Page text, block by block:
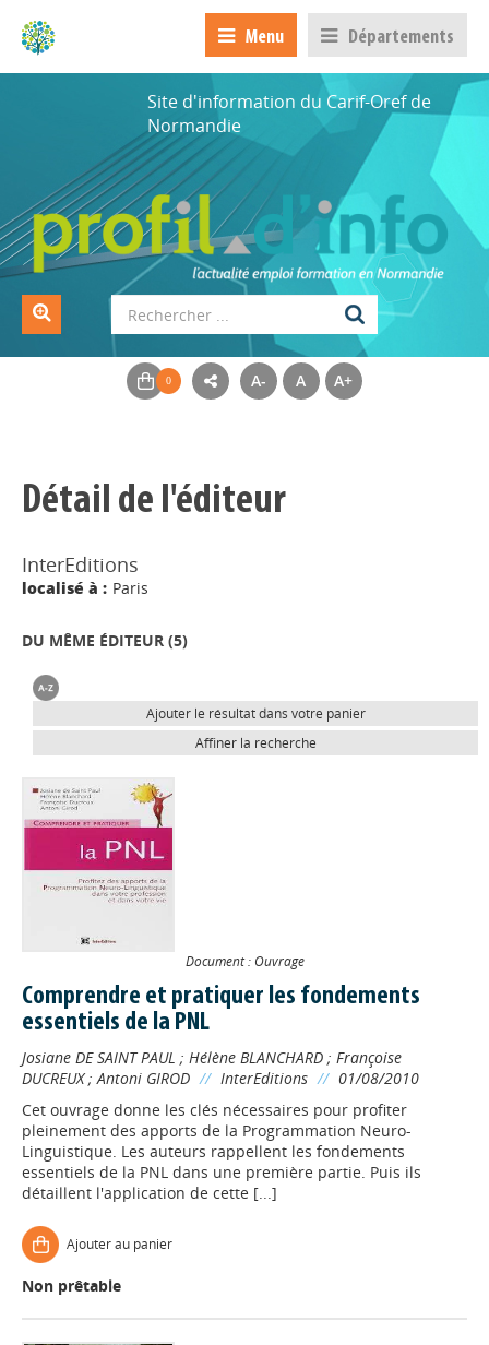
Menu Départements
Site d'information du Carif-Oref de
Normandie
A- A A+
Détail de l'éditeur
InterEditions
localisé à : Paris
DU MÊME ÉDITEUR (5)
Ajouter le résultat dans votre panier
Affiner la recherche
Document : Ouvrage
Comprendre et pratiquer les fondements
essentiels de la PNL
Josiane DE SAINT PAUL ; Hélène BLANCHARD ; Françoise
DUCREUX;Antoni GIROD // InterEditions // 01/08/2010
Cet ouvrage donne les clés nécessaires pour profiter
pleinement des apports de la Programmation Neuro-
Linguistique. Les auteurs rappellent les fondements
essentiels de la PNL dans une première partie. Puis ils
détaillent l'application de cette [...]
Ajouter au panier
Non prêtable